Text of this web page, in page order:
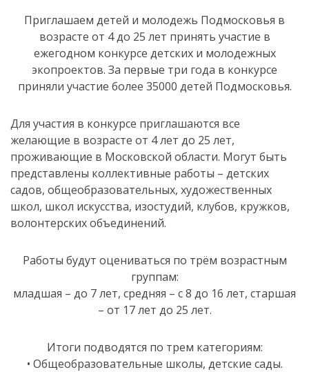
Приглашаем детей и молодежь Подмосковья в
возрасте от 4 до 25 лет принять участие в
ежегодном конкурсе детских и молодежных
экопроектов. За первые три года в конкурсе
приняли участие более 35000 детей Подмосковья.
Для участия в конкурсе приглашаются все
желающие в возрасте от 4 лет до 25 лет,
проживающие в Московской области. Могут быть
представлены коллективные работы – детских
садов, общеобразовательных, художественных
школ, школ искусства, изостудий, клубов, кружков,
волонтерских объединений.
Работы будут оцениваться по трём возрастным
группам:
младшая – до 7 лет, средняя – с 8 до 16 лет, старшая
– от 17 лет до 25 лет.
Итоги подводятся по трем категориям:
• Общеобразовательные школы, детские сады.